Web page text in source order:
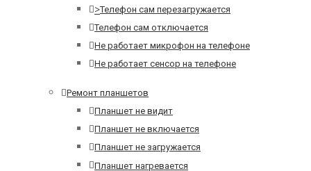
>Телефон сам перезагружается
Телефон сам отключается
Не работает микрофон на телефоне
Не работает сенсор на телефоне
Ремонт планшетов
Планшет не видит
Планшет не включается
Планшет не загружается
Планшет нагревается